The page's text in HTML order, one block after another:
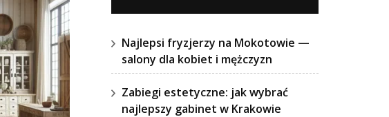
Najlepsi fryzjerzy na Mokotowie —
salony dla kobiet i mężczyzn
Zabiegi estetyczne: jak wybrać
najlepszy gabinet w Krakowie